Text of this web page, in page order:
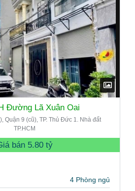
Đường Lã Xuân Oai
Quận 9 (cũ), TP. Thủ Đức 1. Nhà đất
TP.HCM
bán 5.80 tỷ
4 Phòng ngủ